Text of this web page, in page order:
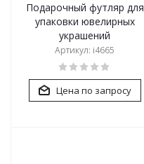
Подарочный футляр для
упаковки ювелирных
украшений
Артикул: i4665
Цена по запросу